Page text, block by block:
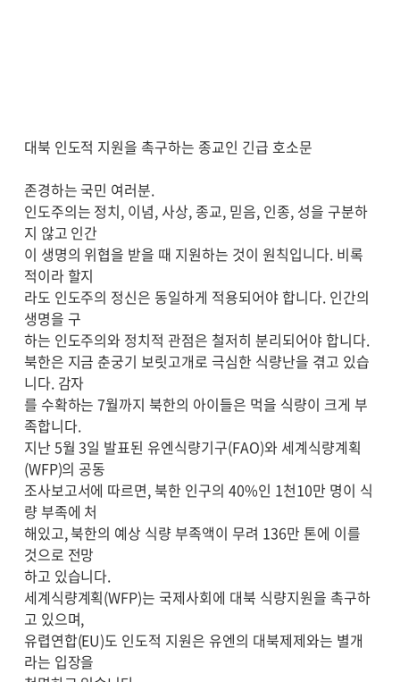
대북 인도적 지원을 촉구하는 종교인 긴급 호소문
존경하는 국민 여러분.
인도주의는 정치, 이념, 사상, 종교, 믿음, 인종, 성을 구분하
지 않고 인간
이 생명의 위협을 받을 때 지원하는 것이 원칙입니다. 비록
적이라 할지
라도 인도주의 정신은 동일하게 적용되어야 합니다. 인간의
생명을 구
하는 인도주의와 정치적 관점은 철저히 분리되어야 합니다.
북한은 지금 춘궁기 보릿고개로 극심한 식량난을 겪고 있습
니다. 감자
를 수확하는 7월까지 북한의 아이들은 먹을 식량이 크게 부
족합니다.
지난 5월 3일 발표된 유엔식량기구(FAO)와 세계식량계획
(WFP)의 공동
조사보고서에 따르면, 북한 인구의 40%인 1천10만 명이 식
량 부족에 처
해있고, 북한의 예상 식량 부족액이 무려 136만 톤에 이를
것으로 전망
하고 있습니다.
세계식량계획(WFP)는 국제사회에 대북 식량지원을 촉구하
고 있으며,
유렵연합(EU)도 인도적 지원은 유엔의 대북제제와는 별개
라는 입장을